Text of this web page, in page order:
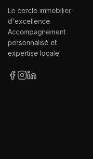
Le cercle immobilier
d'excellence.
Accompagnement
personnalisé et
expertise locale.